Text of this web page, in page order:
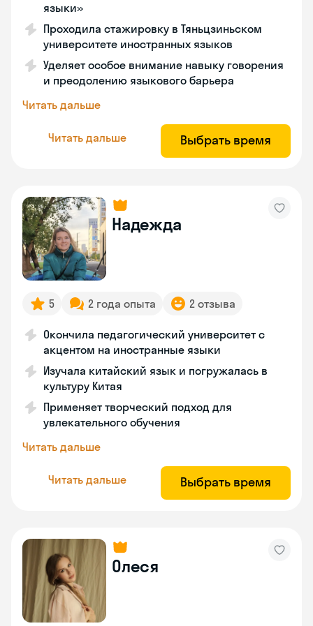
языки»
Проходила стажировку в Тяньцзиньском
университете иностранных языков
Уделяет особое внимание навыку говорения
и преодолению языкового барьера
Читать дальше
Читать дальше Выбрать время
Надежда
5 2 года опыта 2 отзыва
Окончила педагогический университет с
акцентом на иностранные языки
Изучала китайский язык и погружалась в
культуру Китая
Применяет творческий подход для
увлекательного обучения
Читать дальше
Читать дальше Выбрать время
Олеся